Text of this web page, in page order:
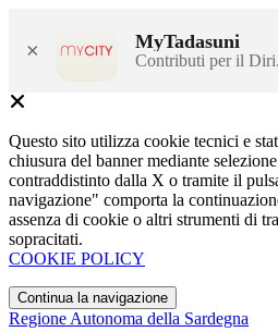
× MyTadasuni
Contributi per il
Questo sito utilizza cookie tecnici e
chiusura del banner mediante
contraddistinto dalla X o tramite il
navigazione" comporta la
assenza di cookie o altri strumenti di
sopracitati.
COOKIE POLICY
Continua la navigazione
Regione Autonoma della Sardegna